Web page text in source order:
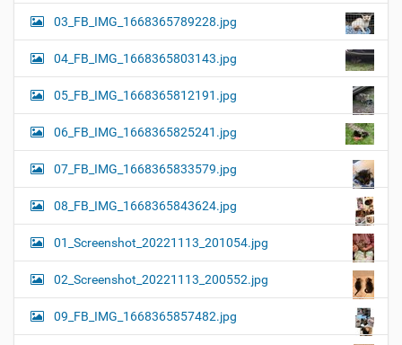
03_FB_IMG_1668365789228.jpg
04_FB_IMG_1668365803143.jpg
05_FB_IMG_1668365812191.jpg
06_FB_IMG_1668365825241.jpg
07_FB_IMG_1668365833579.jpg
08_FB_IMG_1668365843624.jpg
01_Screenshot_20221113_201054.jpg
02_Screenshot_20221113_200552.jpg
09_FB_IMG_1668365857482.jpg